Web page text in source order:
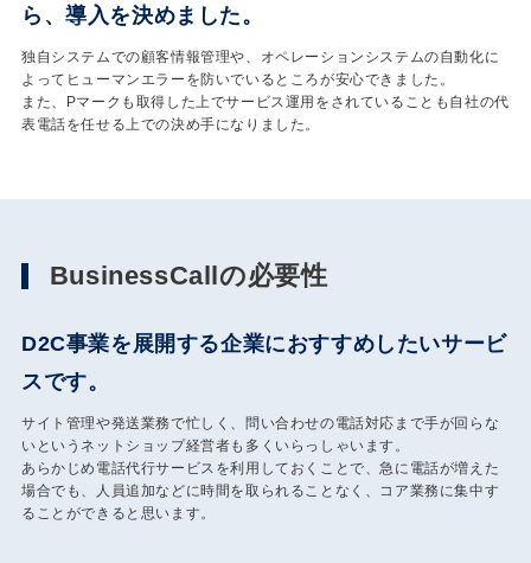
ら、導入を決めました。
独自システムでの顧客情報管理や、オペレーションシステムの自動化に
よってヒューマンエラーを防いでいるところが安心できました。
また、Pマークも取得した上でサービス運用をされていることも自社の代
表電話を任せる上での決め手になりました。
BusinessCallの必要性
D2C事業を展開する企業におすすめしたいサービ
スです。
サイト管理や発送業務で忙しく、問い合わせの電話対応まで手が回らな
いというネットショップ経営者も多くいらっしゃいます。
あらかじめ電話代行サービスを利用しておくことで、急に電話が増えた
場合でも、人員追加などに時間を取られることなく、コア業務に集中す
ることができると思います。